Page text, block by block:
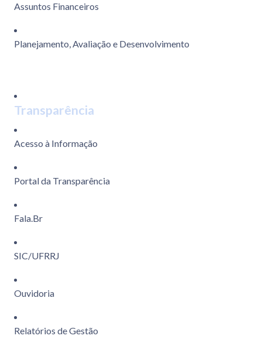
Assuntos Financeiros
Planejamento, Avaliação e Desenvolvimento
Transparência
Acesso à Informação
Portal da Transparência
Fala.Br
SIC/UFRRJ
Ouvidoria
Relatórios de Gestão